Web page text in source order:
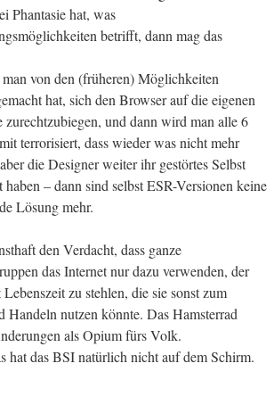
Phantasie hat, was
betrifft, dann mag das
von den (früheren) Möglichkeiten
hat, sich den Browser auf die eigenen
zurechtzubiegen, und dann wird man alle 6
terrorisiert, dass wieder was nicht mehr
die Designer weiter ihr gestörtes Selbst
– dann sind selbst ESR-Versionen keine
Lösung mehr.
den Verdacht, dass ganze
das Internet nur dazu verwenden, der
zu stehlen, die sie sonst zum
Handeln nutzen könnte. Das Hamsterrad
als Opium fürs Volk.
hat das BSI natürlich nicht auf dem Schirm.